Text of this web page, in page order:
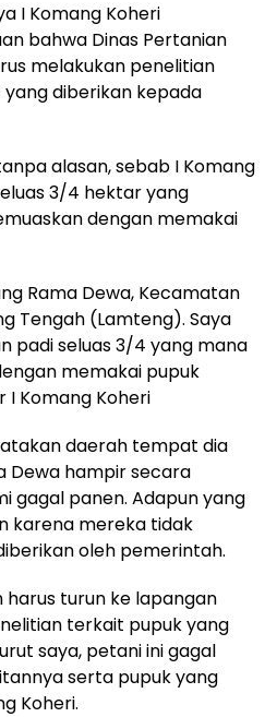
I Komang Koheri
bahwa Dinas Pertanian
melakukan penelitian
diberikan kepada
alasan, sebab I Komang
3/4 hektar yang
dengan memakai
Rama Dewa, Kecamatan
Tengah (Lamteng). Saya
padi seluas 3/4 yang mana
memakai pupuk
I Komang Koheri
daerah tempat dia
Dewa hampir secara
gagal panen. Adapun yang
karena mereka tidak
oleh pemerintah.
harus turun ke lapangan
terkait pupuk yang
saya, petani ini gagal
serta pupuk yang
Koheri.